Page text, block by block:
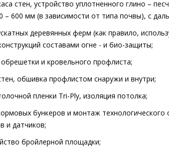
стен, устройство уплотненного глино –
– 600 мм (в зависимости от типа почвы), с
деревянных ферм (как правило,
составами огне - и био-защиты;
и кровельного профлиста;
обшивка профлистом снаружи и внутри;
пленки Tri-Ply, изоляция потолка;
бункеров и монтаж
и датчиков;
бройлерной площадки;